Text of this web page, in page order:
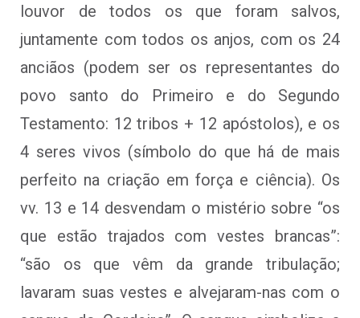
louvor de todos os que foram salvos,
juntamente com todos os anjos, com os 24
anciãos (podem ser os representantes do
povo santo do Primeiro e do Segundo
Testamento: 12 tribos + 12 apóstolos), e os
4 seres vivos (símbolo do que há de mais
perfeito na criação em força e ciência). Os
vv. 13 e 14 desvendam o mistério sobre “os
que estão trajados com vestes brancas”:
“são os que vêm da grande tribulação;
lavaram suas vestes e alvejaram-nas com o